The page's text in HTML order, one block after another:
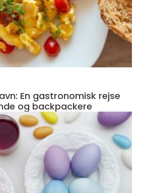
En gastronomisk rejse
og backpackere